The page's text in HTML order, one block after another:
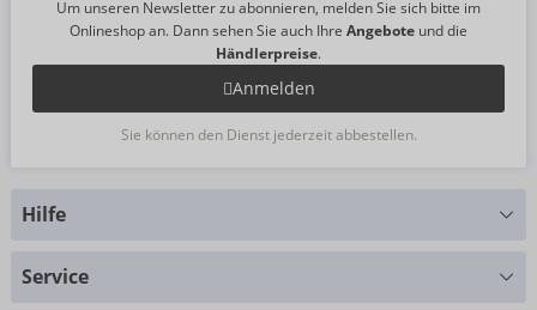
Um unseren Newsletter zu abonnieren, melden Sie sich bitte im
Onlineshop an. Dann sehen Sie auch Ihre Angebote und die
Händlerpreise.
Anmelden
Sie können den Dienst jederzeit abbestellen.
Hilfe
Service